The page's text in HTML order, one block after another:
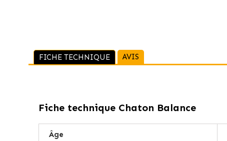
FICHE TECHNIQUE AVIS
Fiche technique Chaton Balance
Âge